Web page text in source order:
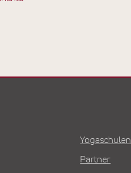
Yogaschulen
Partner